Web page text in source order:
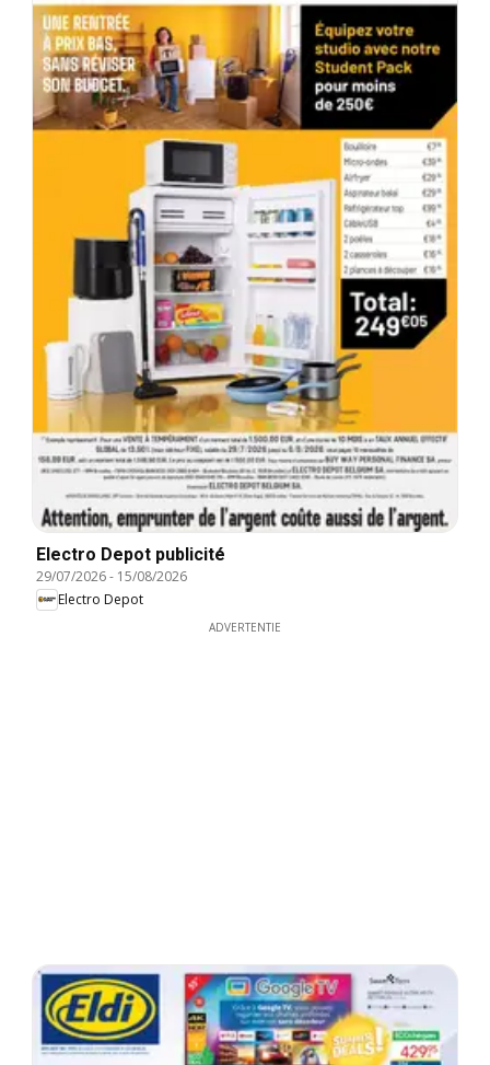
Electro Depot publicité
29/07/2026- 15/08/2026
Electro Depot
ADVERTENTIE